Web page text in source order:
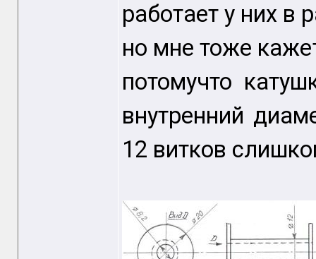
работает у них в
но мне тоже
потомучто
внутренний
12 витков